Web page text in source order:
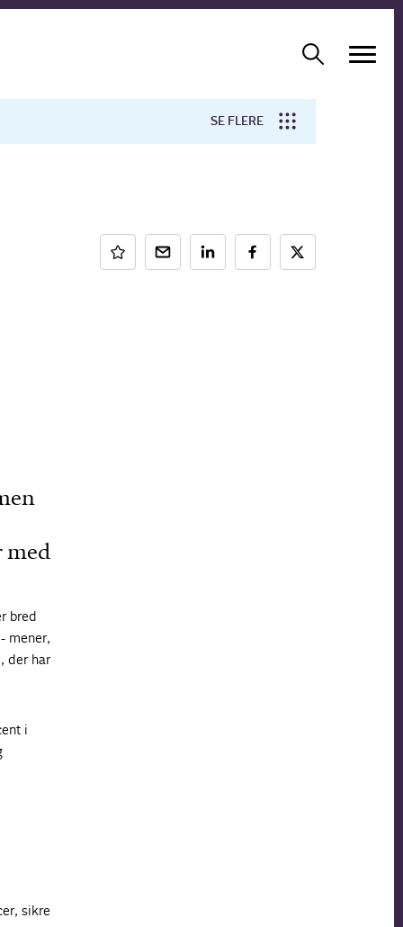
SE FLERE
Forskning
med
bred
mener,
der har
i
sikre